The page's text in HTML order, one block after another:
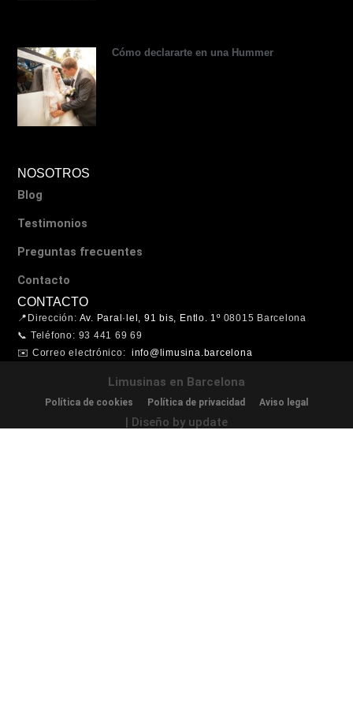
Cómo declararte en una Hummer
NOSOTROS
Blog
Testimonios
Preguntas frecuentes
Contacto
CONTACTO
📍Dirección: Av. Paral·lel, 91 bis, Entlo. 1º08015 Barcelona
📞 Teléfono: 93 441 69 69
✉️ Correo electrónico: info@limusina.barcelona
Limusinas en Barcelona
Política de cookies Política de privacidad Aviso legal
| Diseño by update